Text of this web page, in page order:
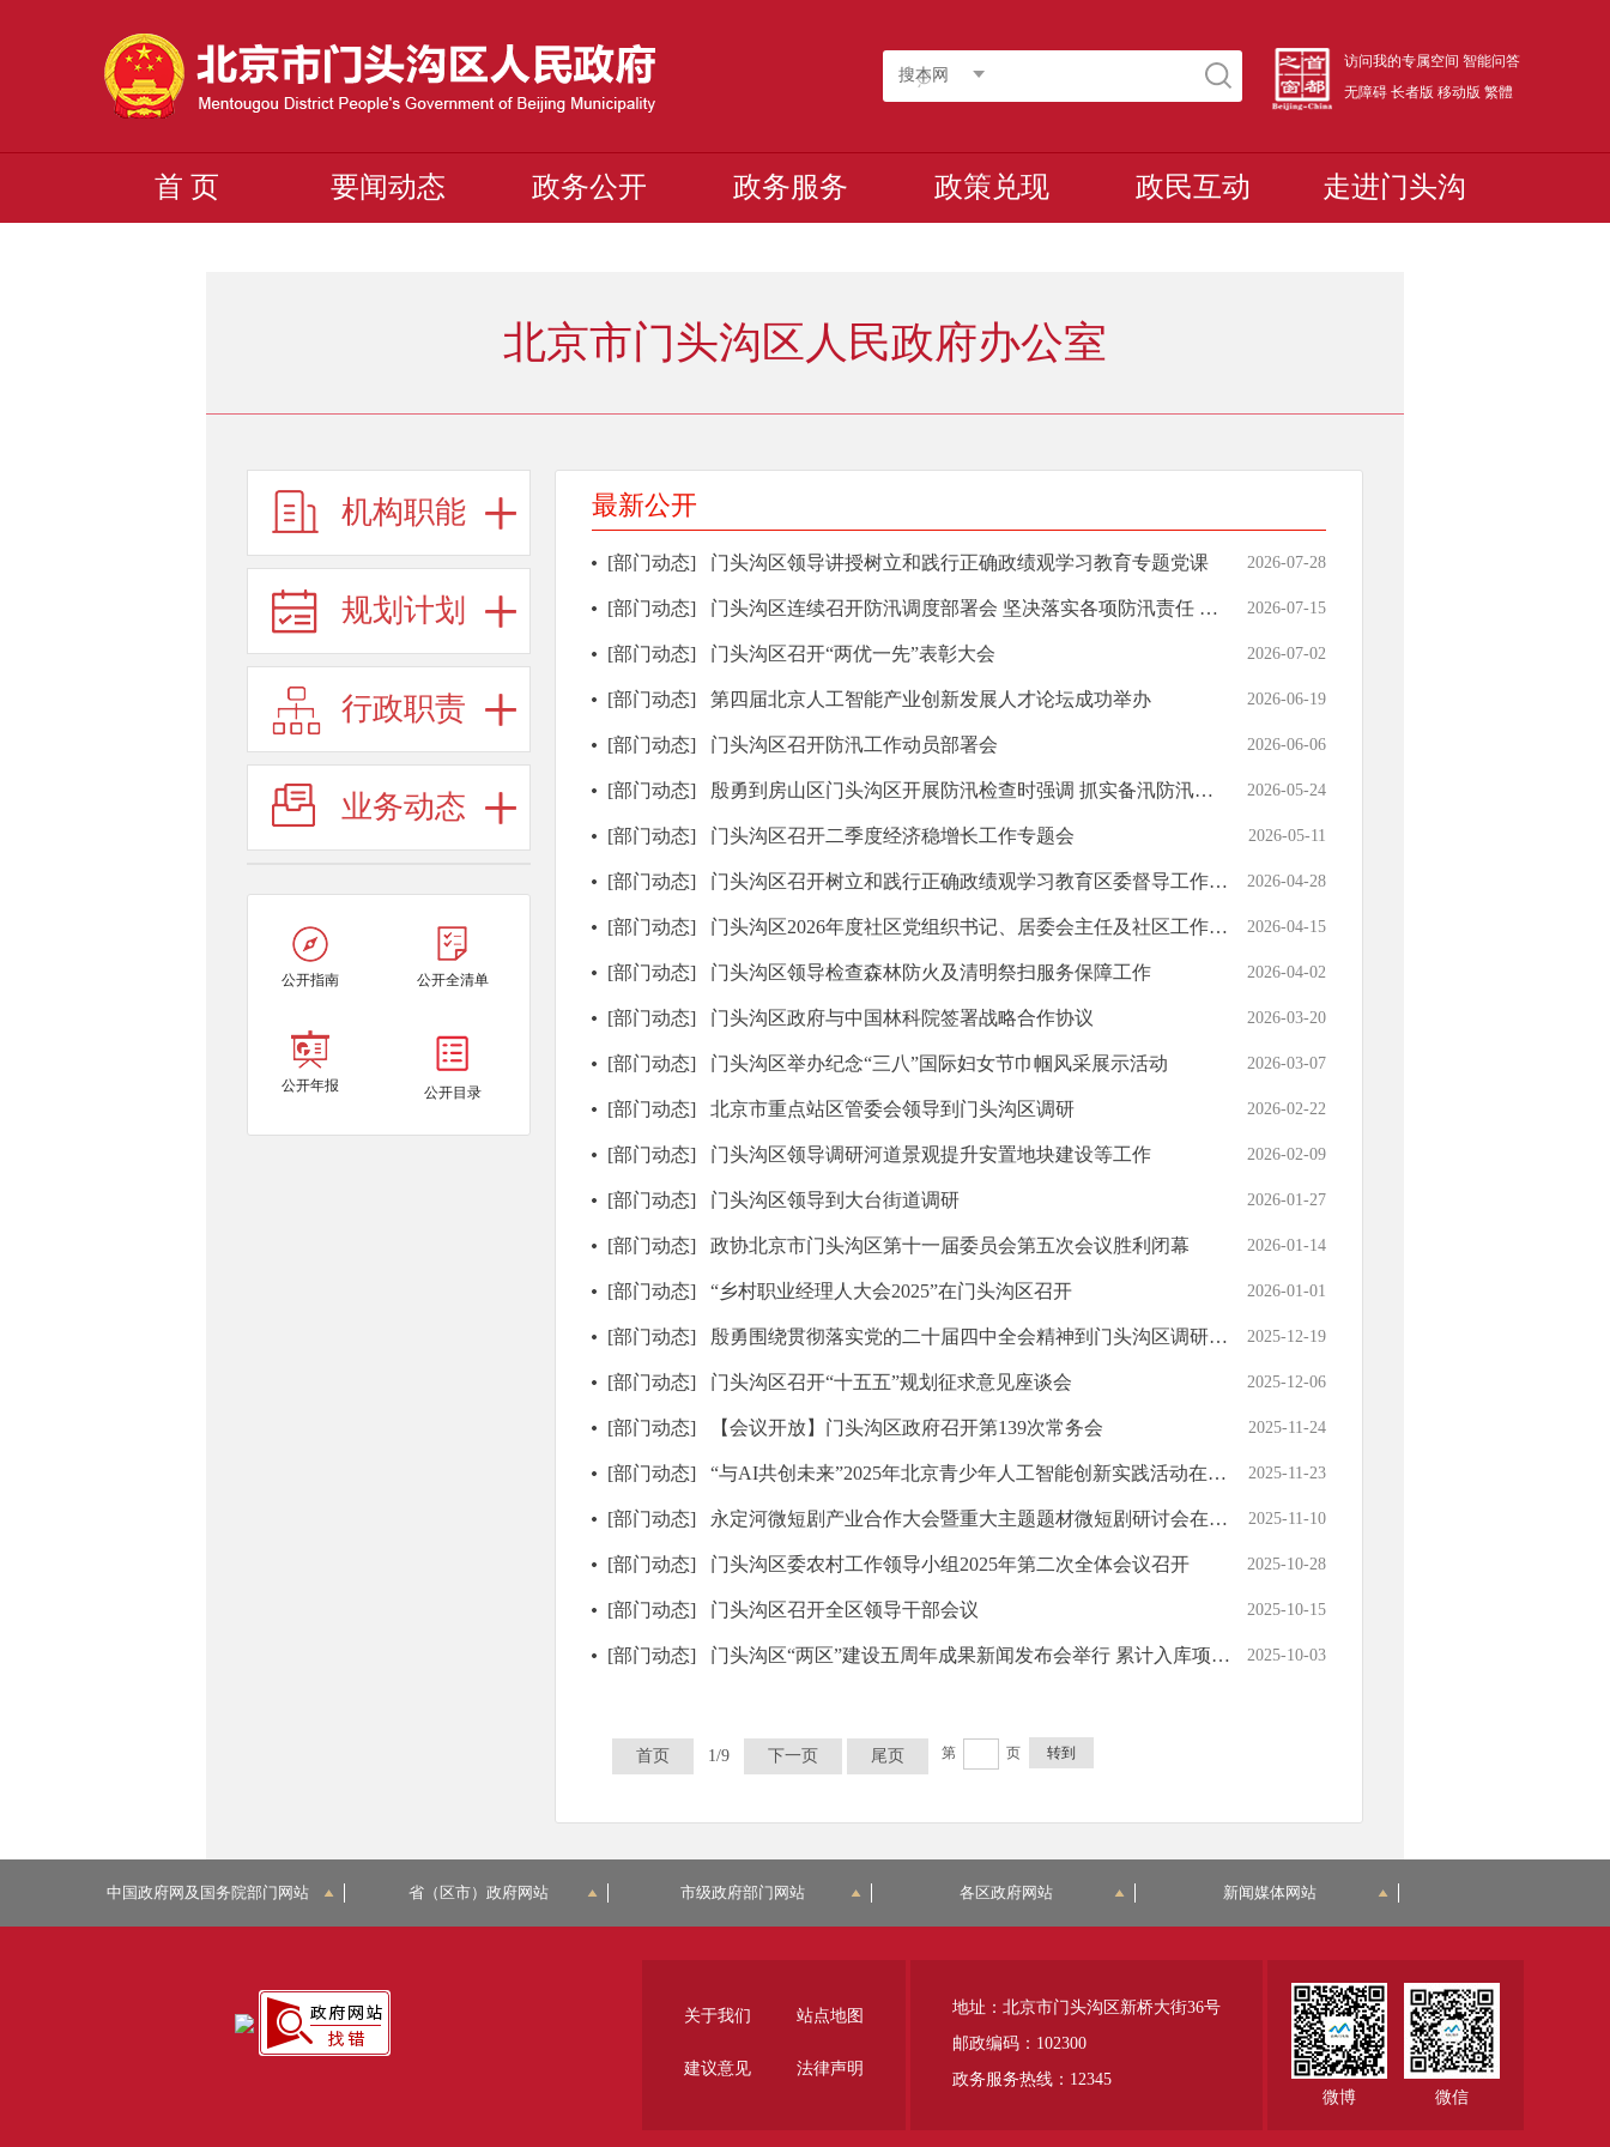
搜本网
访问我的专属空间 智能问答
无障碍 长者版 移动版 繁體
首 页 要闻动态 政务公开 政务服务 政策兑现 政民互动 走进门头沟
北京市门头沟区人民政府办公室
机构职能
规划计划
行政职责
业务动态
公开指南 公开全清单
公开年报 公开目录
最新公开
[部门动态] 门头沟区领导讲授树立和践行正确政绩观学习教育专题党课 2026-07-28
[部门动态] 门头沟区连续召开防汛调度部署会 坚决落实各项防汛责任 确保百姓生命财产安全 2026-07-15
[部门动态] 门头沟区召开“两优一先”表彰大会 2026-07-02
[部门动态] 第四届北京人工智能产业创新发展人才论坛成功举办 2026-06-19
[部门动态] 门头沟区召开防汛工作动员部署会 2026-06-06
[部门动态] 殷勇到房山区门头沟区开展防汛检查时强调 抓实备汛防汛各项工作 筑牢安全平稳度汛防线 2026-05-24
[部门动态] 门头沟区召开二季度经济稳增长工作专题会 2026-05-11
[部门动态] 门头沟区召开树立和践行正确政绩观学习教育区委督导工作部署会 2026-04-28
[部门动态] 门头沟区2026年度社区党组织书记、居委会主任及社区工作者素质能力提升培训班开班 2026-04-15
[部门动态] 门头沟区领导检查森林防火及清明祭扫服务保障工作 2026-04-02
[部门动态] 门头沟区政府与中国林科院签署战略合作协议 2026-03-20
[部门动态] 门头沟区举办纪念“三八”国际妇女节巾帼风采展示活动 2026-03-07
[部门动态] 北京市重点站区管委会领导到门头沟区调研 2026-02-22
[部门动态] 门头沟区领导调研河道景观提升安置地块建设等工作 2026-02-09
[部门动态] 门头沟区领导到大台街道调研 2026-01-27
[部门动态] 政协北京市门头沟区第十一届委员会第五次会议胜利闭幕 2026-01-14
[部门动态] “乡村职业经理人大会2025”在门头沟区召开 2026-01-01
[部门动态] 殷勇围绕贯彻落实党的二十届四中全会精神到门头沟区调研时强调 做精做优做强主导产业打造区域产业比较优势 2025-12-19
[部门动态] 门头沟区召开“十五五”规划征求意见座谈会 2025-12-06
[部门动态] 【会议开放】门头沟区政府召开第139次常务会 2025-11-24
[部门动态] “与AI共创未来”2025年北京青少年人工智能创新实践活动在门头沟区举办 2025-11-23
[部门动态] 永定河微短剧产业合作大会暨重大主题题材微短剧研讨会在门头沟区召开 2025-11-10
[部门动态] 门头沟区委农村工作领导小组2025年第二次全体会议召开 2025-10-28
[部门动态] 门头沟区召开全区领导干部会议 2025-10-15
[部门动态] 门头沟区“两区”建设五周年成果新闻发布会举行 累计入库项目数和落地项目数均居生态涵养区之首 2025-10-03
首页 1/9 下一页 尾页 第 页 转到
中国政府网及国务院部门网站 省（区市）政府网站 市级政府部门网站 各区政府网站 新闻媒体网站
微博 微信
地址：北京市门头沟区新桥大街36号
邮政编码：102300
政务服务热线：12345
关于我们 站点地图
建议意见 法律声明